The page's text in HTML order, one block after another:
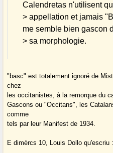
Calendretas n'utilisent
> appellation et jamais
me semble bien gascon
> sa morphologie.
"basc" est totalement ignoré de
chez
les occitanistes, à la remorque du
Gascons ou "Occitans", les
comme
tels par leur Manifest de 1934.
E dimèrcs 10, Louis Dollo qu'escriu :